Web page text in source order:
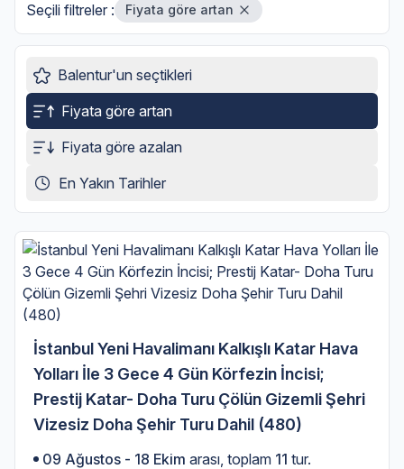
Mart 2027
Nisan 2027
Mayıs 2027
Haziran 2027
Temmuz 2027
Seçili filtreler : Fiyata göre artan
Balentur'un seçtikleri
Fiyata göre artan
Fiyata göre azalan
En Yakın Tarihler
İstanbul Yeni Havalimanı Kalkışlı Katar Hava
Yolları İle 3 Gece 4 Gün Körfezin İncisi;
Prestij Katar- Doha Turu Çölün Gizemli Şehri
Vizesiz Doha Şehir Turu Dahil (480)
09 Ağustos - 18 Ekim arası, toplam 11 tur.